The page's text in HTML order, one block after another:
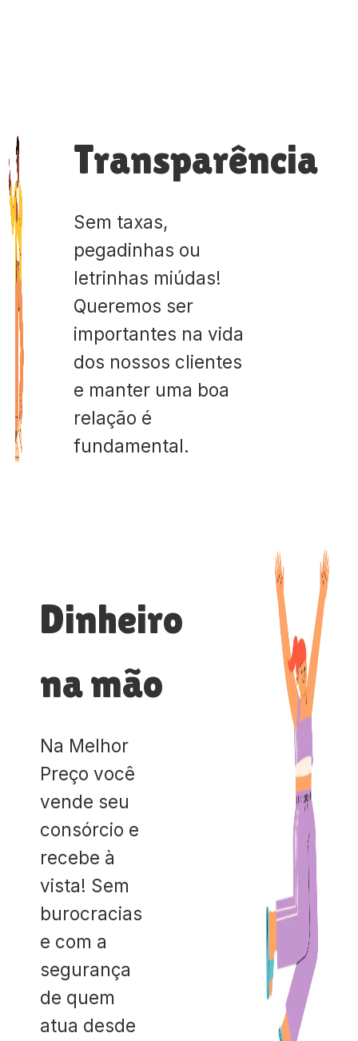
Transparência
Sem taxas,
pegadinhas ou
letrinhas miúdas!
Queremos ser
importantes na vida
dos nossos clientes
e manter uma boa
relação é
fundamental.
Dinheiro
na mão
Na Melhor
Preço você
vende seu
consórcio e
recebe à
vista! Sem
burocracias
e com a
segurança
de quem
atua desde